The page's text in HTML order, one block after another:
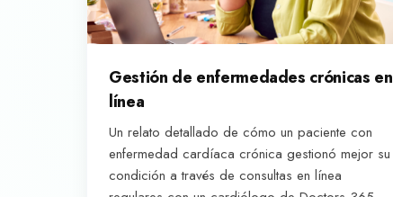
Gestión de enfermedades crónicas en
línea
Un relato detallado de cómo un paciente con
enfermedad cardíaca crónica gestionó mejor su
condición a través de consultas en línea